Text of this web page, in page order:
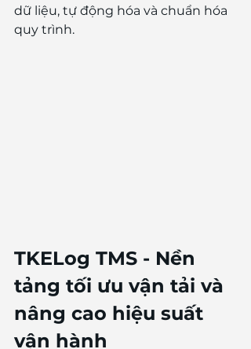
dữ liệu, tự động hóa và chuẩn hóa
quy trình.
TKELog TMS - Nền
tảng tối ưu vận tải và
nâng cao hiệu suất
vận hành